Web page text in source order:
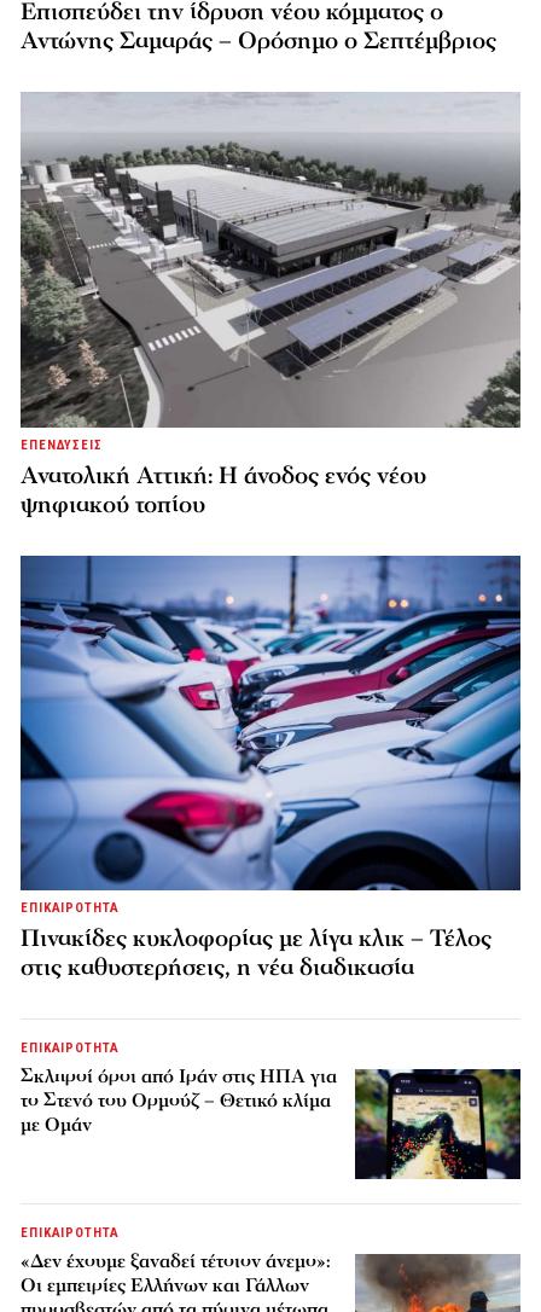
Επισπεύδει την ίδρυση νέου κόμματος o
Αντώνης Σαμαράς – Ορόσημο ο Σεπτέμβριος
ΕΠΕΝΔΥΣΕΙΣ
Ανατολική Αττική: Η άνοδος ενός νέου
ψηφιακού τοπίου
ΕΠΙΚΑΙΡΟΤΗΤΑ
Πινακίδες κυκλοφορίας με λίγα κλικ – Τέλος
στις καθυστερήσεις, η νέα διαδικασία
ΕΠΙΚΑΙΡΟΤΗΤΑ
Σκληροί όροι από Ιράν στις ΗΠΑ για
το Στενό του Ορμούζ – Θετικό κλίμα
με Ομάν
ΕΠΙΚΑΙΡΟΤΗΤΑ
«Δεν έχουμε ξαναδεί τέτοιον άνεμο»:
Οι εμπειρίες Ελλήνων και Γάλλων